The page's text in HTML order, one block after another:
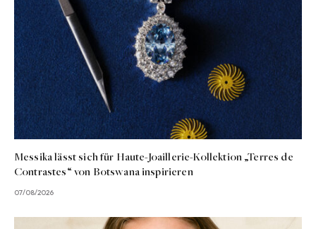
Messika lässt sich für Haute-Joaillerie-Kollektion „Terres de
Contrastes“ von Botswana inspirieren
07/08/2026